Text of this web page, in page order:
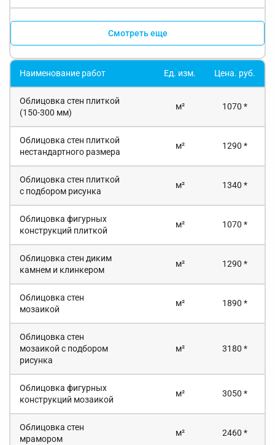
Смотреть еще
Наименование работ Ед. изм. Цена. руб.
Облицовка стен плиткой
(150-300 мм)
м² 1070 *
Облицовка стен плиткой
нестандартного размера
м² 1290 *
Облицовка стен плиткой
с подбором рисунка
м² 1340 *
Облицовка фигурных
конструкций плиткой
м² 1070 *
Облицовка стен диким
камнем и клинкером
м² 1290 *
Облицовка стен
мозаикой
м² 1890 *
Облицовка стен
мозаикой с подбором
рисунка
м² 3180 *
Облицовка фигурных
конструкций мозаикой
м² 3050 *
Облицовка стен
мрамором
м² 2460 *